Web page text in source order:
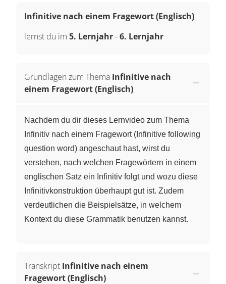
Infinitive nach einem Fragewort (Englisch)
lernst du im 5. Lernjahr-6. Lernjahr
Grundlagen zum Thema Infinitive nach
einem Fragewort (Englisch)
Nachdem du dir dieses Lernvideo zum Thema
Infinitiv nach einem Fragewort (Infinitive following
question word) angeschaut hast, wirst du
verstehen, nach welchen Fragewörtern in einem
englischen Satz ein Infinitiv folgt und wozu diese
Infinitivkonstruktion überhaupt gut ist. Zudem
verdeutlichen die Beispielsätze, in welchem
Kontext du diese Grammatik benutzen kannst.
Transkript Infinitive nach einem
Fragewort (Englisch)